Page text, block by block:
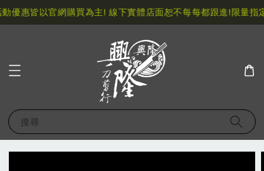
優惠皆以官網購買為主! 線下實體店面恕不每每都跟進!限量指定
搜尋